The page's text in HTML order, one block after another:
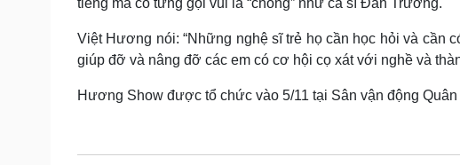
tiếng mà cô từng gọi vui là “chồng” như ca sĩ Đan Trường.
Việt Hương nói: “Những nghệ sĩ trẻ họ cần học hỏi và cần
giúp đỡ và nâng đỡ các em có cơ hội cọ xát với nghề và
Hương Show được tổ chức vào 5/11 tại Sân vận động Quân